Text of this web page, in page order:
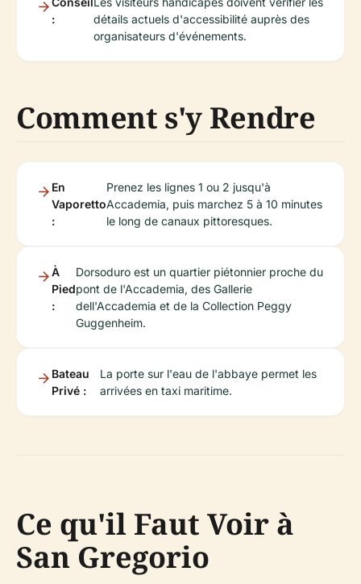
:
détails actuels d'accessibilité auprès des
organisateurs d'événements.
Comment s'y Rendre
En
Vaporetto
:
Prenez les lignes 1 ou 2 jusqu'à
Accademia, puis marchez 5 à 10 minutes
le long de canaux pittoresques.
À
Pied
:
Dorsoduro est un quartier piétonnier proche du
pont de l'Accademia, des Gallerie
dell'Accademia et de la Collection Peggy
Guggenheim.
Bateau
Privé :
La porte sur l'eau de l'abbaye permet les
arrivées en taxi maritime.
Ce qu'il Faut Voir à
San Gregorio